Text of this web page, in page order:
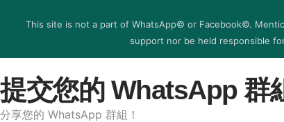
‍‍This site is not a part of WhatsApp© or Facebook©.
support nor be held responsible
提交您的 WhatsApp 群
分享您的 WhatsApp 群組！